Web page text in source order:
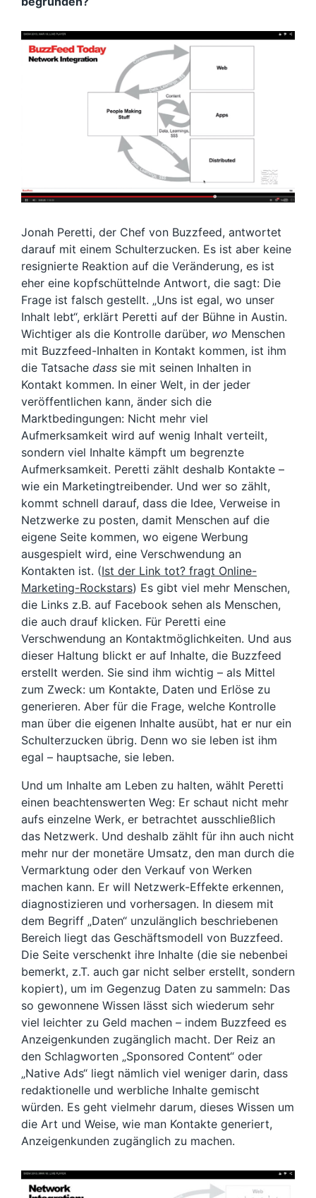
Jonah Peretti, der Chef von Buzzfeed, antwortet
darauf mit einem Schulterzucken. Es ist aber keine
resignierte Reaktion auf die Veränderung, es ist
eher eine kopfschüttelnde Antwort, die sagt: Die
Frage ist falsch gestellt. „Uns ist egal, wo unser
Inhalt lebt“, erklärt Peretti auf der Bühne in Austin.
Wichtiger als die Kontrolle darüber, wo Menschen
mit Buzzfeed-Inhalten in Kontakt kommen, ist ihm
die Tatsache dass sie mit seinen Inhalten in
Kontakt kommen. In einer Welt, in der jeder
veröffentlichen kann, änder sich die
Marktbedingungen: Nicht mehr viel
Aufmerksamkeit wird auf wenig Inhalt verteilt,
sondern viel Inhalte kämpft um begrenzte
Aufmerksamkeit. Peretti zählt deshalb Kontakte –
wie ein Marketingtreibender. Und wer so zählt,
kommt schnell darauf, dass die Idee, Verweise in
Netzwerke zu posten, damit Menschen auf die
eigene Seite kommen, wo eigene Werbung
ausgespielt wird, eine Verschwendung an
Kontakten ist. (Ist der Link tot? fragt Online-
Marketing-Rockstars) Es gibt viel mehr Menschen,
die Links z.B. auf Facebook sehen als Menschen,
die auch drauf klicken. Für Peretti eine
Verschwendung an Kontaktmöglichkeiten. Und aus
dieser Haltung blickt er auf Inhalte, die Buzzfeed
erstellt werden. Sie sind ihm wichtig – als Mittel
zum Zweck: um Kontakte, Daten und Erlöse zu
generieren. Aber für die Frage, welche Kontrolle
man über die eigenen Inhalte ausübt, hat er nur ein
Schulterzucken übrig. Denn wo sie leben ist ihm
egal – hauptsache, sie leben.
Und um Inhalte am Leben zu halten, wählt Peretti
einen beachtenswerten Weg: Er schaut nicht mehr
aufs einzelne Werk, er betrachtet ausschließlich
das Netzwerk. Und deshalb zählt für ihn auch nicht
mehr nur der monetäre Umsatz, den man durch die
Vermarktung oder den Verkauf von Werken
machen kann. Er will Netzwerk-Effekte erkennen,
diagnostizieren und vorhersagen. In diesem mit
dem Begriff „Daten“ unzulänglich beschriebenen
Bereich liegt das Geschäftsmodell von Buzzfeed.
Die Seite verschenkt ihre Inhalte (die sie nebenbei
bemerkt, z.T. auch gar nicht selber erstellt, sondern
kopiert), um im Gegenzug Daten zu sammeln: Das
so gewonnene Wissen lässt sich wiederum sehr
viel leichter zu Geld machen – indem Buzzfeed es
Anzeigenkunden zugänglich macht. Der Reiz an
den Schlagworten „Sponsored Content“ oder
„Native Ads“ liegt nämlich viel weniger darin, dass
redaktionelle und werbliche Inhalte gemischt
würden. Es geht vielmehr darum, dieses Wissen um
die Art und Weise, wie man Kontakte generiert,
Anzeigenkunden zugänglich zu machen.